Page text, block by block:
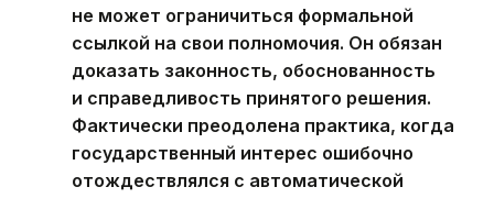
не может ограничиться формальной
ссылкой на свои полномочия. Он обязан
доказать законность, обоснованность
и справедливость принятого решения.
Фактически преодолена практика, когда
государственный интерес ошибочно
отождествлялся с автоматической